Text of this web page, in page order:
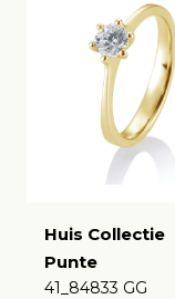
Huis Collectie
Punte
41_84833 GG